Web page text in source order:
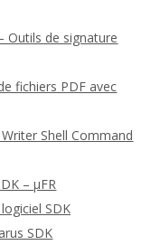
Outils de signature
fichiers PDF avec
Shell Command
– μFR
SDK
SDK